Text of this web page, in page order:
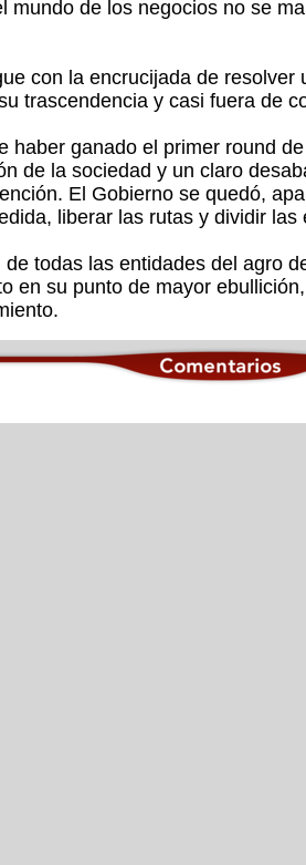
mundo de los negocios no se
con la encrucijada de resolver
trascendencia y casi fuera de
haber ganado el primer round
de la sociedad y un claro
El Gobierno se quedó,
liberar las rutas y dividir las
de todas las entidades del agro
en su punto de mayor